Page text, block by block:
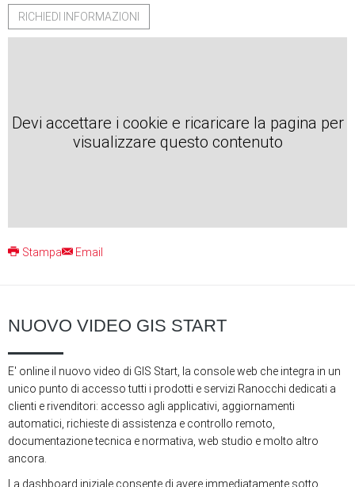
RICHIEDI INFORMAZIONI
Devi accettare i cookie e ricaricare la pagina per
visualizzare questo contenuto
Stampa Email
NUOVO VIDEO GIS START
E' online il nuovo video di GIS Start, la console web che integra in un
unico punto di accesso tutti i prodotti e servizi Ranocchi dedicati a
clienti e rivenditori: accesso agli applicativi, aggiornamenti
automatici, richieste di assistenza e controllo remoto,
documentazione tecnica e normativa, web studio e molto altro
ancora.
La dashboard iniziale consente di avere immediatamente sotto